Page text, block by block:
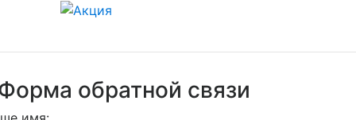
обратной связи